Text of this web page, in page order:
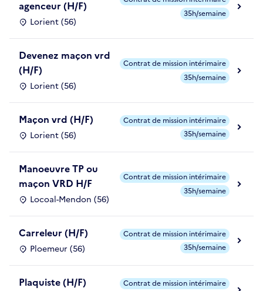
agenceur (H/F)
Lorient (56)
35h/semaine
Devenez maçon vrd
(H/F)
Lorient (56)
Contrat de mission intérimaire
35h/semaine
Maçon vrd (H/F)
Lorient (56)
Contrat de mission intérimaire
35h/semaine
Manoeuvre TP ou
maçon VRD H/F
Locoal-Mendon (56)
Contrat de mission intérimaire
35h/semaine
Carreleur (H/F)
Ploemeur (56)
Contrat de mission intérimaire
35h/semaine
Plaquiste (H/F)
Contrat de mission intérimaire